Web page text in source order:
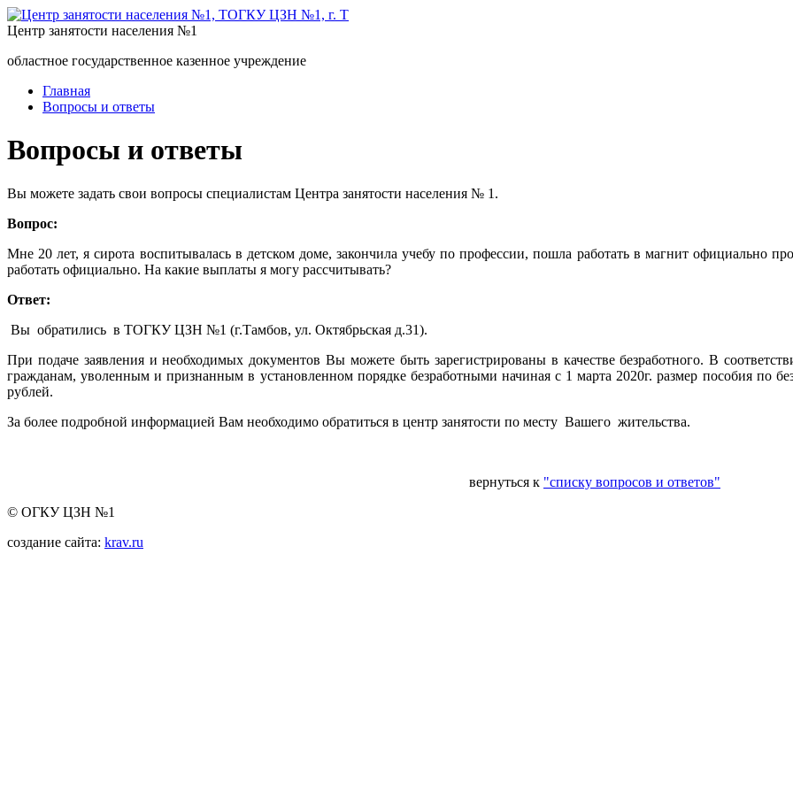
Центр занятости населения №1
областное государственное казенное учреждение
Главная
Вопросы и ответы
Вопросы и ответы
Вы можете задать свои вопросы специалистам Центра занятости населения № 1.
Вопрос:
Мне 20 лет, я сирота воспитывалась в детском доме, закончила учебу по профессии, пошла работать в магнит официально
работать официально. На какие выплаты я могу рассчитывать?
Ответ:
Вы обратились в ТОГКУ ЦЗН №1 (г.Тамбов, ул. Октябрьская д.31).
При подаче заявления и необходимых документов Вы можете быть зарегистрированы в качестве безработного. В
гражданам, уволенным и признанным в установленном порядке безработными начиная с 1 марта 2020г. размер пособия по
рублей.
За более подробной информацией Вам необходимо обратиться в центр занятости по месту Вашего жительства.
вернуться к "списку вопросов и ответов"
© ОГКУ ЦЗН №1
создание сайта: krav.ru